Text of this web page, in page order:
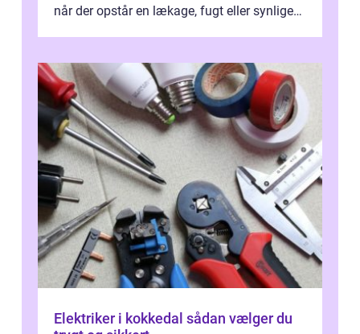
når der opstår en lækage, fugt eller synlige
Elektriker i kokkedal sådan vælger du